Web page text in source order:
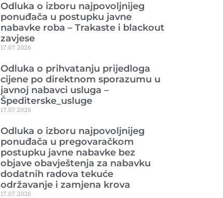
Odluka o izboru najpovoljnijeg
ponuđača u postupku javne
nabavke roba – Trakaste i blackout
zavjese
17.07.2026
Odluka o prihvatanju prijedloga
cijene po direktnom sporazumu u
javnoj nabavci usluga –
Špediterske_usluge
17.07.2026
Odluka o izboru najpovoljnijeg
ponuđača u pregovaračkom
postupku javne nabavke bez
objave obavještenja za nabavku
dodatnih radova tekuće
održavanje i zamjena krova
17.07.2026